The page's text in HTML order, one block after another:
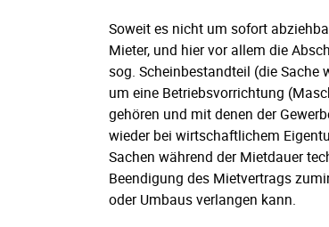
Soweit es nicht um sofort
Mieter, und hier vor allem die
sog. Scheinbestandteil (die Sache
um eine Betriebsvorrichtung
gehören und mit denen der
wieder bei wirtschaftlichem
Sachen während der Mietdauer
Beendigung des Mietvertrags
oder Umbaus verlangen kann.